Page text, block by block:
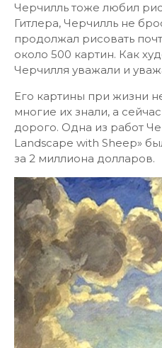
Черчилль тоже любил
Гитлера, Черчилль не
продолжал рисовать
около 500 картин. Как
Черчилля уважали и
Его картины при жизни
многие их знали, а
дорого. Одна из работ
Landscape with Sheep»
за 2 миллиона долларов.